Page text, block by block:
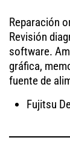
Reparación
Revisión
software.
gráfica,
fuente de
Fujitsu